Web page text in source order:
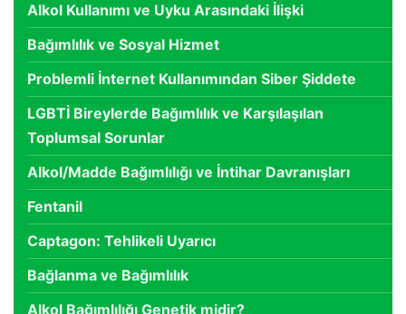
Alkol Kullanımı ve Uyku Arasındaki İlişki
Bağımlılık ve Sosyal Hizmet
Problemli İnternet Kullanımından Siber Şiddete
LGBTİ Bireylerde Bağımlılık ve Karşılaşılan
Toplumsal Sorunlar
Alkol/Madde Bağımlılığı ve İntihar Davranışları
Fentanil
Captagon: Tehlikeli Uyarıcı
Bağlanma ve Bağımlılık
Alkol Bağımlılığı Genetik midir?